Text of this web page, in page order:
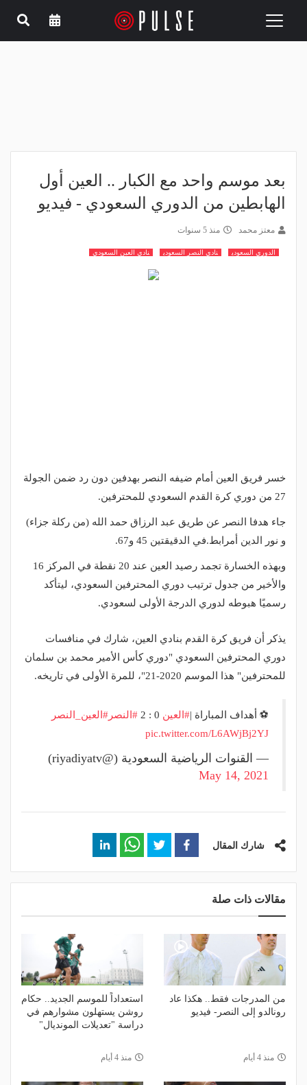
Toggle
بعد موسم واحد مع الكبار .. العين أول
الهابطين من الدوري السعودي - فيديو
معتز محمد منذ 5 سنوات
الدوري السعودي نادي النصر السعودي نادي العين السعودي
خسر فريق العين أمام ضيفه النصر بهدفين دون رد ضمن الجولة
27 من دوري كرة القدم السعودي للمحترفين.
جاء هدفا النصر عن طريق عبد الرزاق حمد الله (من ركلة جزاء)
و نور الدين أمرابط.في الدقيقتين 45 و67.
وبهذه الخسارة تجمد رصيد العين عند 20 نقطة في المركز 16
والأخير من جدول ترتيب دوري المحترفين السعودي، ليتأكد
رسميًا هبوطه لدوري الدرجة الأولى لسعودي.
يذكر أن فريق كرة القدم بنادي العين، شارك في منافسات
دوري المحترفين السعودي "دوري كأس الأمير محمد بن سلمان
للمحترفين" هذا الموسم 2020-21"، للمرة الأولى في تاريخه.
⚽️ أهداف المباراة |#العين #النصر #العين_النصر
pic.twitter.com/L6AWjBj2YJ
— القنوات الرياضية السعودية (@riyadiyatv)
May 14, 2021
شارك المقال
مقالات ذات صلة
من المدرجات فقط.. هكذا عاد
رونالدو إلى النصر- فيديو
منذ 4 أيام
استعداداً للموسم الجديد.. حكام
روشن يستهلون مشوارهم في
دراسة "تعديلات المونديال"
منذ 4 أيام